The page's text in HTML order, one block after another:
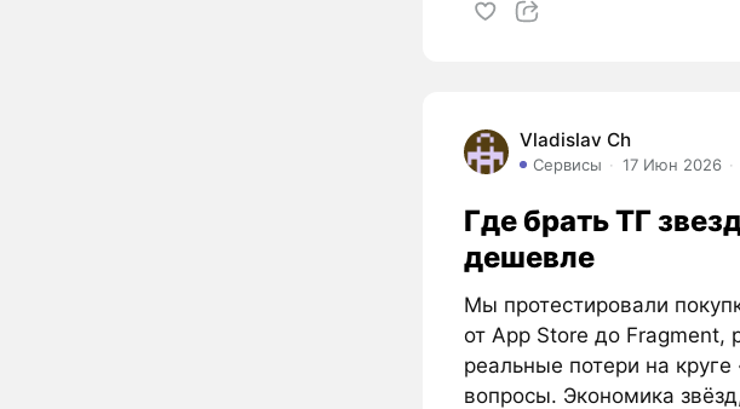
Vladislav Ch
Сервисы 17 Июн 2026
Где брать ТГ
дешевле
Мы протестировали
от App Store до Fragment,
реальные потери на
вопросы. Экономика